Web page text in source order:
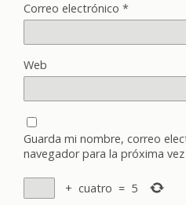
Correo electrónico *
Web
Guarda mi nombre, correo
navegador para la próxima
+ cuatro = 5